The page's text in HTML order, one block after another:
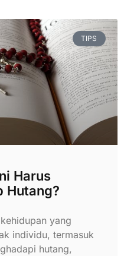
TIPS
Harus
Hutang?
yang
individu, termasuk
hutang,